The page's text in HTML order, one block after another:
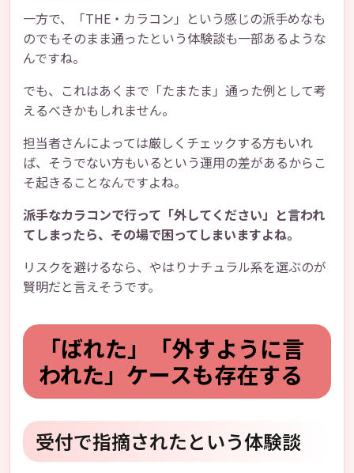
一方で、「THE・カラコン」という感じの派手めなも
のでもそのまま通ったという体験談も一部あるような
んですね。
でも、これはあくまで「たまたま」通った例として考
えるべきかもしれません。
担当者さんによっては厳しくチェックする方もいれ
ば、そうでない方もいるという運用の差があるからこ
そ起きることなんですよね。
派手なカラコンで行って「外してください」と言われ
てしまったら、その場で困ってしまいますよね。
リスクを避けるなら、やはりナチュラル系を選ぶのが
賢明だと言えそうです。
「ばれた」「外すように言
われた」ケースも存在する
受付で指摘されたという体験談